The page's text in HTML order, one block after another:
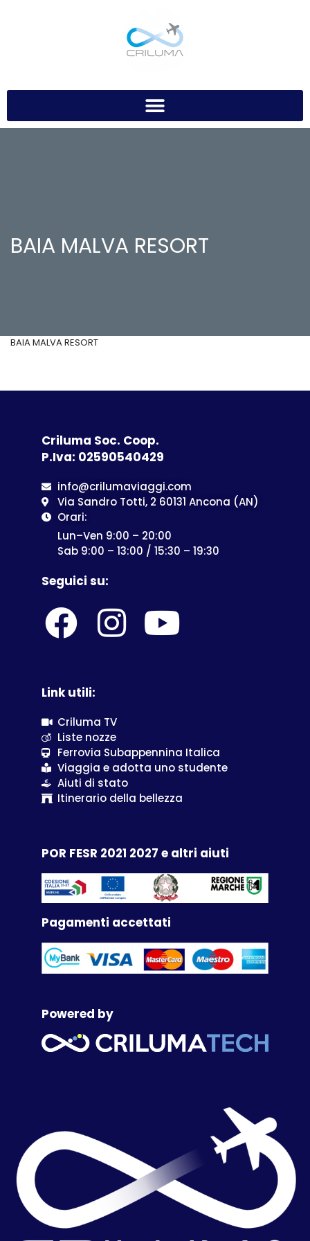
BAIA MALVA RESORT
BAIA MALVA RESORT
Criluma Soc. Coop.
P.Iva: 02590540429
info@crilumaviaggi.com
Via Sandro Totti, 2 60131 Ancona (AN)
Orari:
Lun–Ven 9:00 – 20:00
Sab 9:00 – 13:00 / 15:30 – 19:30
Seguici su:
Link utili:
Criluma TV
Liste nozze
Ferrovia Subappennina Italica
Viaggia e adotta uno studente
Aiuti di stato
Itinerario della bellezza
POR FESR 2021 2027 e altri aiuti
Pagamenti accettati
Powered by